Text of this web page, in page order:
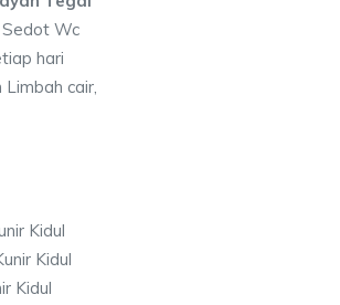
Sedot Wc
hari
cair,
Kidul
Kidul
Kidul